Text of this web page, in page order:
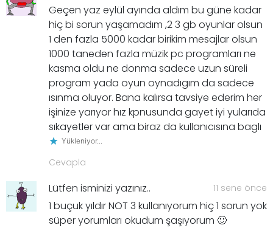
Geçen yaz eylül ayında aldım bu güne kadar
hiç bi sorun yaşamadım ,2 3 gb oyunlar olsun
1 den fazla 5000 kadar birikim mesajlar olsun
1000 taneden fazla müzik pc programları ne
kasma oldu ne donma sadece uzun süreli
program yada oyun oynadıgım da sadece
ısınma oluyor. Bana kalırsa tavsiye ederim her
işinize yarıyor hız kpnusunda gayet iyi yularıda
sıkayetler var ama biraz da kullanıcısına baglı
Yükleniyor...
Cevapla
Lütfen isminizi yazınız.. 11 sene önce
1 buçuk yıldır NOT 3 kullanıyorum hiç 1 sorun yok
süper yorumları okudum şaşıyorum 🙂